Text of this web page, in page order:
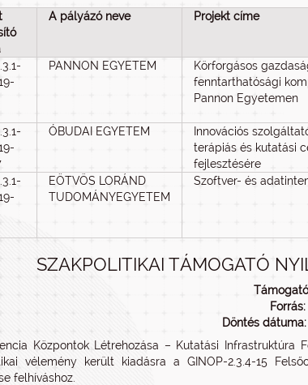
A pályázó neve Projekt címe
PANNON EGYETEM
Körforgásos
fenntarthatósági
Pannon Egyetemen
ÓBUDAI EGYETEM
Innovációs
terápiás és kutatási
fejlesztésére
EÖTVÖS LORÁND
TUDOMÁNYEGYETEM
Szoftver- és
SZAKPOLITIKAI TÁMOGATÓ
Döntés
Központok Létrehozása – Kutatási Infrastruktúra
vélemény került kiadásra a GINOP-2.3.4-15
felhíváshoz.